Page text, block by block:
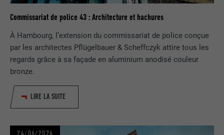
Commissariat de police 43 : Architecture et hachures
À Hambourg, l’extension du commissariat de police conçue
par les architectes Pflügelbauer & Scheffczyk attire tous les
regards grâce à sa façade en aluminium anodisé couleur
bronze.
LIRE LA SUITE
EXPIRATION 1 mois
UTILITÉ
Cookie utilisé pour identifier des clients
différents derrière une même adresse IP
et appliquer des paramètres de sécurité
NOM